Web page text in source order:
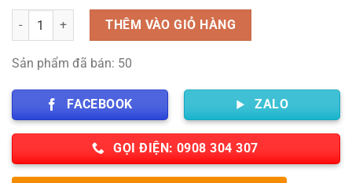
Số lượng THÊM VÀO GIỎ HÀNG
Sản phẩm đã bán: 50
FACEBOOK ZALO
GỌI ĐIỆN: 0908 304 307